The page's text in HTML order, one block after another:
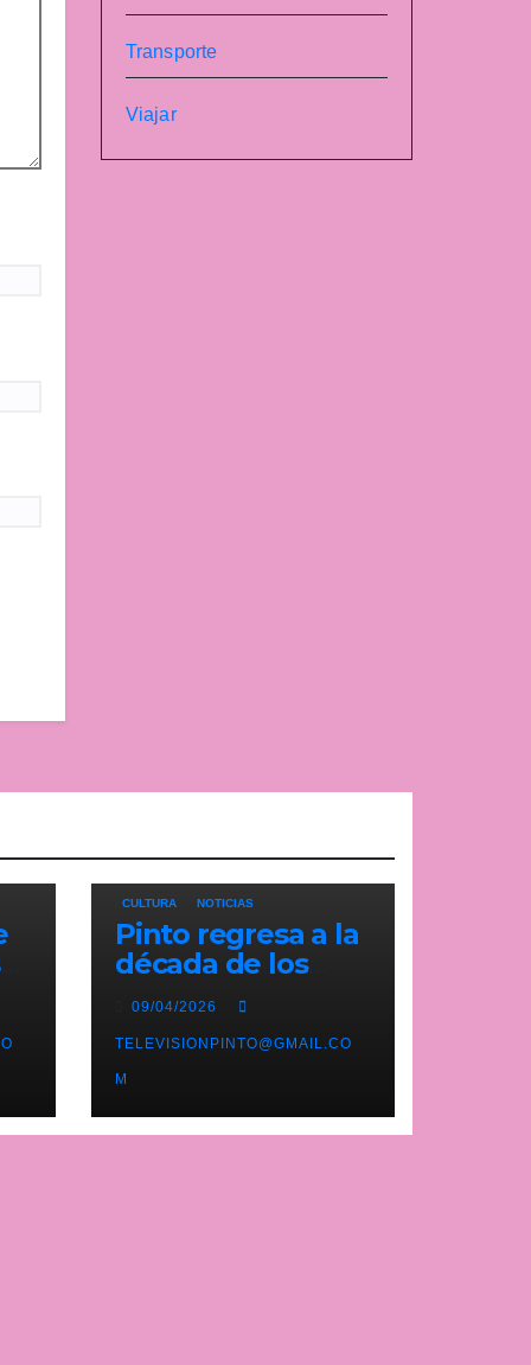
Transporte
Viajar
CULTURA NOTICIAS
Pinto regresa a la
década de los
noventa con su
tercera feria
temática y
deportiva
09/04/2026
TELEVISIONPINTO@GMAIL.CO
M